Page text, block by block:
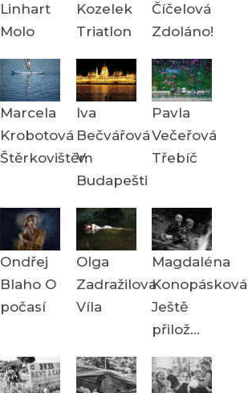
Linhart
Molo
Kozelek
Triatlon
Číčelová
Zdoláno!
Marcela
Krobotová
Štěrkovištěm
Iva
Bečvářová
V
Budapešti
Pavla
Večeřová
Třebíč
Ondřej
Blaho O
počasí
Olga
Zadražilova
Víla
Magdaléna
Konopásková
Ještě
přilož...